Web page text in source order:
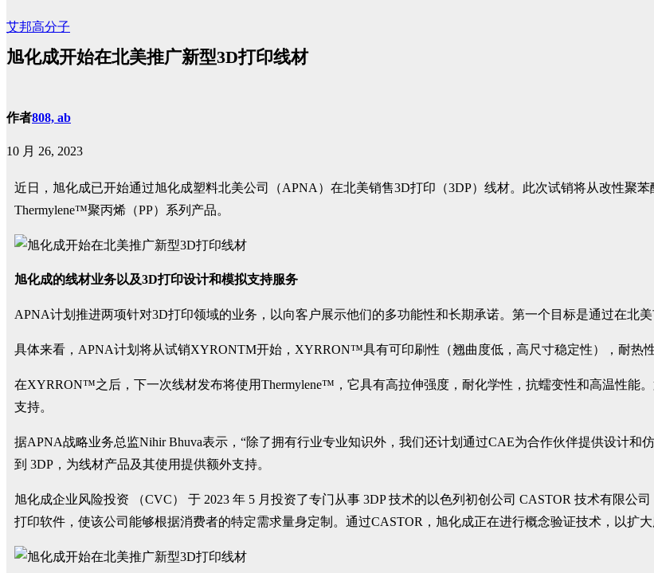
艾邦高分子
旭化成开始在北美推广新型3D打印线材
作者808, ab
10 月 26, 2023
近日，旭化成已开始通过旭化成塑料北美公司（APNA）在北美销售3D打印（3DP）线材。此次试销将从改性聚
Thermylene™聚丙烯（PP）系列产品。
旭化成的线材业务以及3D打印设计和模拟支持服务
APNA计划推进两项针对3D打印领域的业务，以向客户展示他们的多功能性和长期承诺。第一个目标是通过在北
具体来看，APNA计划将从试销XYRONTM开始，XYRRON™具有可印刷性（翘曲度低，高尺寸稳定性），耐热
在XYRRON™之后，下一次线材发布将使用Thermylene™，它具有高拉伸强度，耐化学性，抗蠕变性和高温性能
支持。
据APNA战略业务总监Nihir Bhuva表示，“除了拥有行业专业知识外，我们还计划通过CAE为合作伙伴提供设计和
到 3DP，为线材产品及其使用提供额外支持。
旭化成企业风险投资 （CVC） 于 2023 年 5 月投资了专门从事 3DP 技术的以色列初创公司 CASTOR 技术有限公
打印软件，使该公司能够根据消费者的特定需求量身定制。通过CASTOR，旭化成正在进行概念验证技术，以扩